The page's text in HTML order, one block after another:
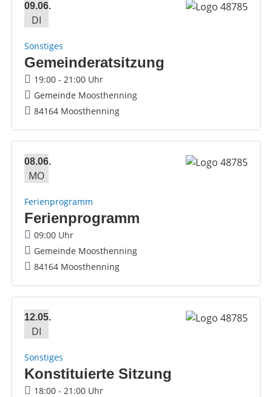
09.06.
DI
Sonstiges
Gemeinderatsitzung
19:00 - 21:00 Uhr
Gemeinde Moosthenning
84164 Moosthenning
08.06.
MO
Ferienprogramm
Ferienprogramm
09:00 Uhr
Gemeinde Moosthenning
84164 Moosthenning
12.05.
DI
Sonstiges
Konstituierte Sitzung
18:00 - 21:00 Uhr